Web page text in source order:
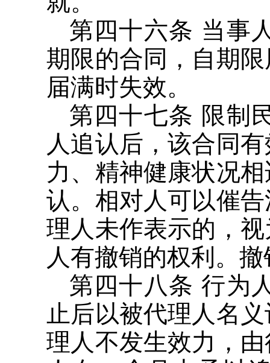
第四十六条 当事
期限的合同，自期
届满时失效。
第四十七条 限制
人追认后，该合同
力、精神健康状况
认。相对人可以催
理人未作表示的，
人有撤销的权利。
第四十八条 行为
止后以被代理人名
理人不发生效力，